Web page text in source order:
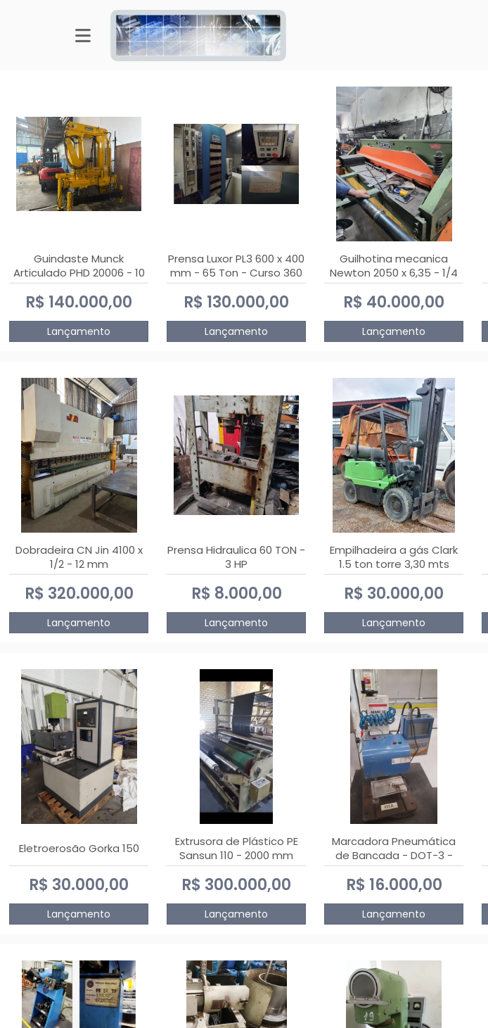
Guindaste Munck
Articulado PHD 20006 - 10
Ton
R$ 140.000,00
Lançamento
Prensa Luxor PL3 600 x 400
mm - 65 Ton - Curso 360
mm
R$ 130.000,00
Lançamento
Guilhotina mecanica
Newton 2050 x 6,35 - 1/4
R$ 40.000,00
Lançamento
Dobradeira CN Jin 4100 x
1/2 - 12 mm
R$ 320.000,00
Lançamento
Prensa Hidraulica 60 TON -
3 HP
R$ 8.000,00
Lançamento
Empilhadeira a gás Clark
1.5 ton torre 3,30 mts
R$ 30.000,00
Lançamento
Eletroerosão Gorka 150
R$ 30.000,00
Lançamento
Extrusora de Plástico PE
Sansun 110 - 2000 mm
R$ 300.000,00
Lançamento
Marcadora Pneumática
de Bancada - DOT-3 -
Usada
R$ 16.000,00
Lançamento